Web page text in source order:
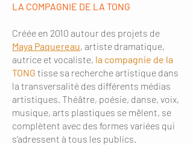
LA COMPAGNIE DE LA TONG
Créée en 2010 autour des projets de
Maya Paquereau, artiste dramatique,
autrice et vocaliste, la compagnie de la
TONG tisse sa recherche artistique dans
la transversalité des différents médias
artistiques. Théâtre, poésie, danse, voix,
musique, arts plastiques se mêlent, se
complètent avec des formes variées qui
s’adressent à tous les publics.